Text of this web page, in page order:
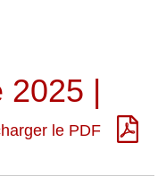
2025 |
le PDF